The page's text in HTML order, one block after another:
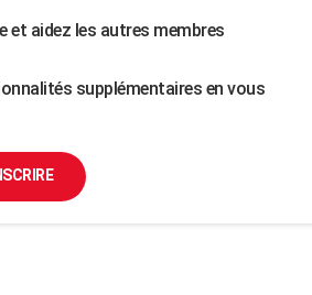
et aidez les autres membres
supplémentaires en vous